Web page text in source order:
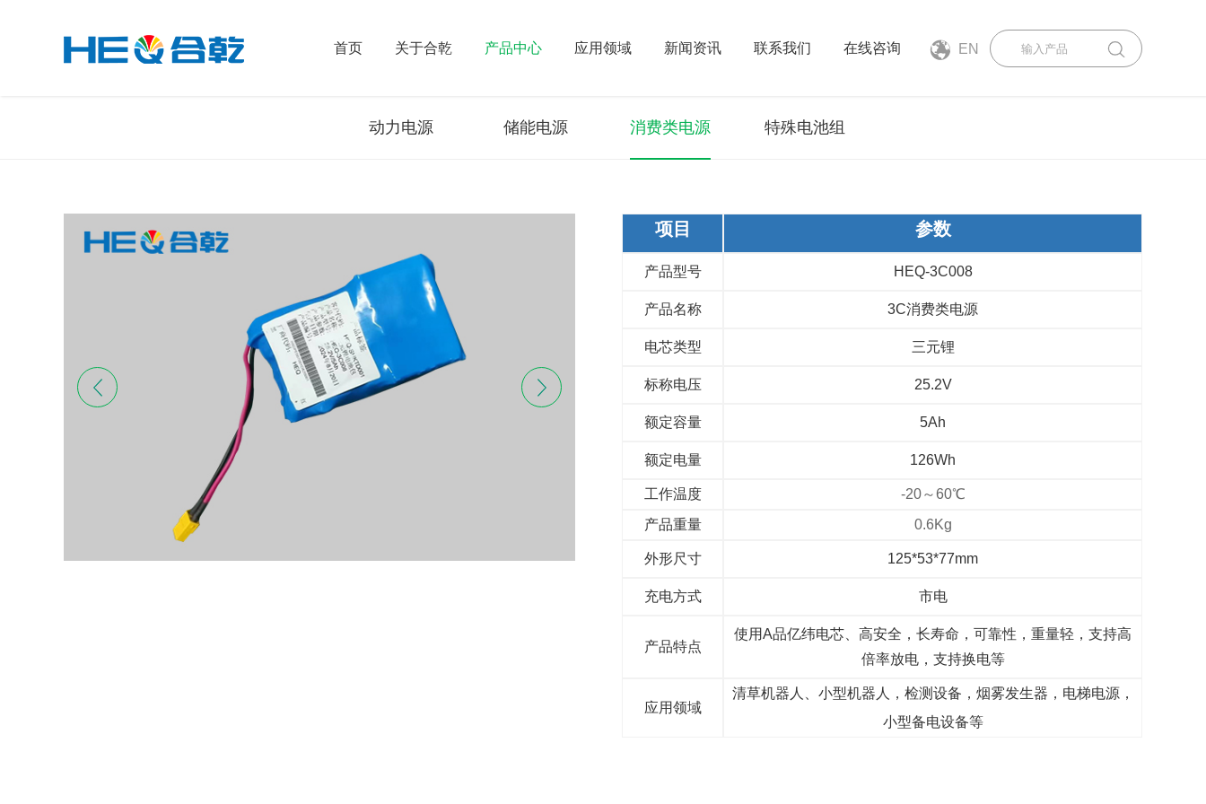
首页 关于合乾 产品中心 应用领域 新闻资讯 联系我们 在线咨询 EN
动力电源 储能电源 消费类电源 特殊电池组
项目 参数
产品型号 HEQ-3C008
产品名称 3C消费类电源
电芯类型 三元锂
标称电压 25.2V
额定容量 5Ah
额定电量 126Wh
工作温度
-20～60℃
产品重量
0.6Kg
外形尺寸 125*53*77mm
充电方式 市电
产品特点
使用A品亿纬电芯、高安全，长寿命，可靠性，重量轻，支持高
倍率放电，支持换电等
应用领域
清草机器人、小型机器人，检测设备，烟雾发生器，电梯电源，
小型备电设备等